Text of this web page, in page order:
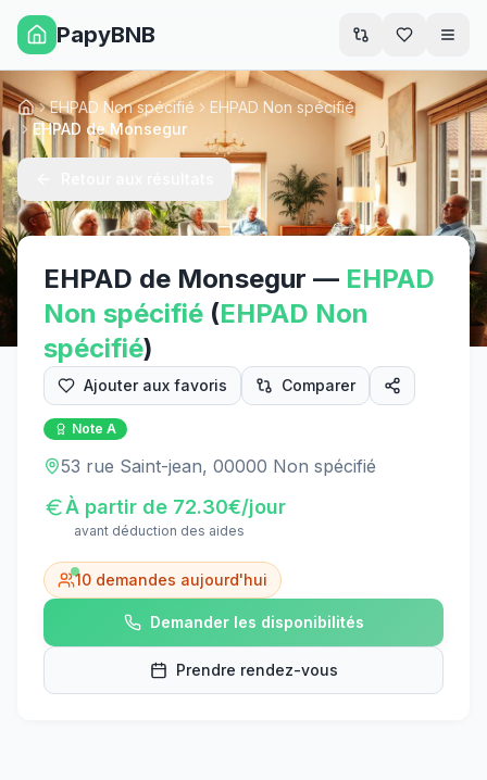
PapyBNB
AccueilEHPAD Non spécifié
EHPAD Non spécifié
EHPAD de Monsegur
EHPAD de Monsegur — EHPAD
Non spécifié (EHPAD Non
spécifié)
Ajouter aux favoris Comparer
Note A
53 rue Saint-jean, 00000 Non spécifié
À partir de 72.30€/jour
avant déduction des aides
10 demandes aujourd'hui
Demander les disponibilités
Prendre rendez-vous